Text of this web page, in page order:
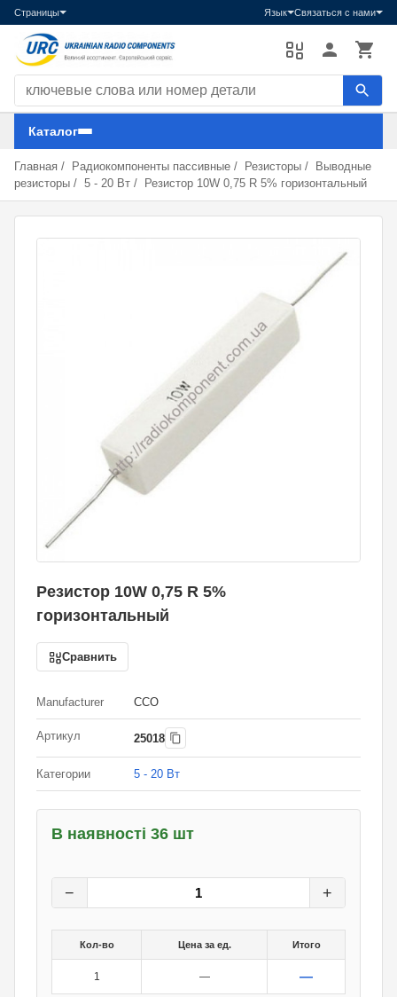
Страницы Язык Связаться с нами
Каталог
Главная / Радиокомпоненты пассивные / Резисторы /
Выводные
резисторы / 5 - 20 Вт / Резистор 10W 0,75 R 5% горизонтальный
Резистор 10W 0,75 R 5%
горизонтальный
Сравнить
Manufacturer CCO
Артикул 25018
Категории 5 - 20 Вт
В наявності 36 шт
− +
Кол-во Цена за ед. Итого
1 — —